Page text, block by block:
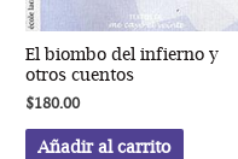
El biombo del infierno y
otros cuentos
$180.00
Añadir al carrito